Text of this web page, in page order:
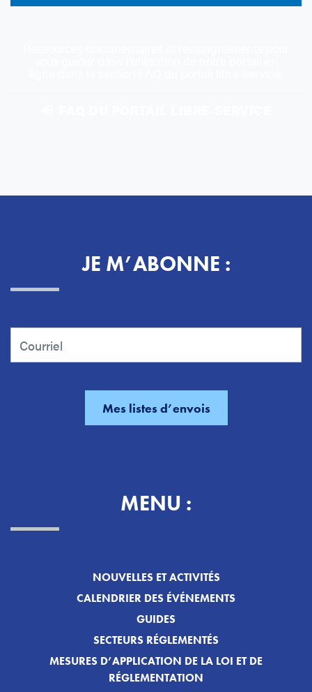
JE M’ABONNE :
MENU :
NOUVELLES ET ACTIVITÉS
CALENDRIER DES ÉVÉNEMENTS
GUIDES
SECTEURS RÉGLEMENTÉS
MESURES D’APPLICATION DE LA LOI ET DE
RÉGLEMENTATION